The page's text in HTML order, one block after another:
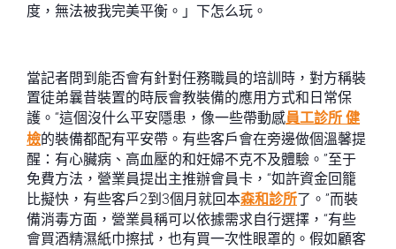
度，無法被我完美平衡。」下怎么玩。
當記者問到能否會有針對任務職員的培訓時，對方稱裝
置徒弟曩昔裝置的時辰會教裝備的應用方式和日常保
護。“這個沒什么平安隱患，像一些帶動感員工診所 健
檢的裝備都配有平安帶。有些客戶會在旁邊做個溫馨提
醒：有心臟病、高血壓的和妊婦不克不及體驗。”至于
免費方法，營業員提出主推辦會員卡，“如許資金回籠
比擬快，有些客戶2到3個月就回本森和診所了。”而裝
備消毒方面，營業員稱可以依據需求自行選擇，“有些
會買酒精濕紙巾擦拭，也有買一次性眼罩的。假如顧客